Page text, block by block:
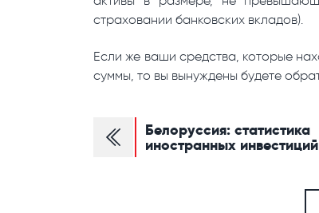
страховании банковских вкладов).
Если же ваши средства, которые
суммы, то вы вынуждены будете
Белоруссия: статистика
иностранных